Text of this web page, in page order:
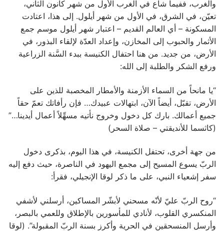
والغرب، ففيما شاع في الغرب الأول من شهر كانون الثاني،
تعيّن، في الشرق، في الأول من شهر أيلول. إلى هذا، اعتادت
المسكونة – أي العالم القديم – اعتبار شهر أيلول موسم جمع
الأثمار والحبوب إلى المخازن، وإعداد العدّة لإلقاء البذور، في
الأرض، من جديد. من هنا احتفال الكنيسة ببدء السَّنة الزراعية
ورفع الشكر والطلبة إلى الله:
“يا مانحاً من السماء الأزمنة والأمطار المخصبة للذين على
الأرض، تقبّل، أيضاً الآن، ابتهالات عبيدك… فإن رأفاتك تعمّ حقاً
جميع أعمالك. بارك كل دخول وخروج نأتيه مسهِّلاً أعمال أيدينا…”
(كاثسما للأنديقتي – صلاة السحر)
من جهة أخرى، تحتفل الكنيسة، في هذا اليوم، بذكرى دخول
الربّ يسوع المسيح إلى مجمع اليهود في الناصرة، حيث دفع إليه
سفر إشعياء النبي، على ما ذكر لوقا الإنجيلي، فقرأ:
“روح الربّ عليّ لأنّه مسحني لأبشّر المساكين، أرسلني لأشفي
المنكسري القلوب، لأنادي للمأسورين بالإطلاق وللعمي بالبصر،
وأرسل المنسحقين في الحرية وأكرز بسنة الربّ المقبولة”. (لوقا